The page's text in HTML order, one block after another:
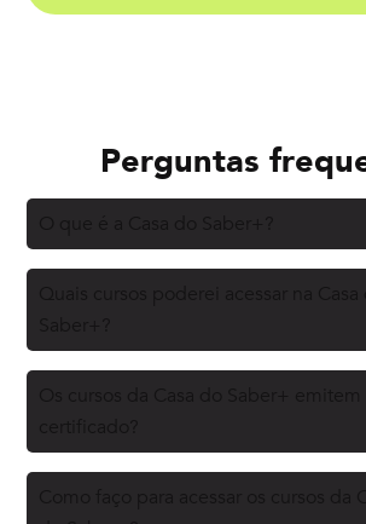
Perguntas